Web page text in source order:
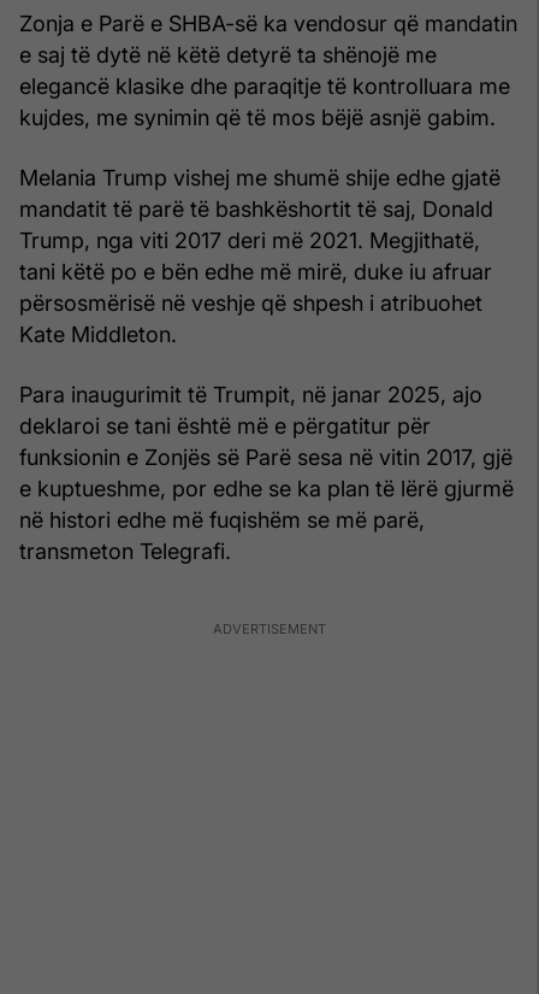
Zonja e Parë e SHBA-së ka vendosur që mandatin
e saj të dytë në këtë detyrë ta shënojë me
elegancë klasike dhe paraqitje të kontrolluara me
kujdes, me synimin që të mos bëjë asnjë gabim.
Melania Trump vishej me shumë shije edhe gjatë
mandatit të parë të bashkëshortit të saj, Donald
Trump, nga viti 2017 deri më 2021. Megjithatë,
tani këtë po e bën edhe më mirë, duke iu afruar
përsosmërisë në veshje që shpesh i atribuohet
Kate Middleton.
Para inaugurimit të Trumpit, në janar 2025, ajo
deklaroi se tani është më e përgatitur për
funksionin e Zonjës së Parë sesa në vitin 2017, gjë
e kuptueshme, por edhe se ka plan të lërë gjurmë
në histori edhe më fuqishëm se më parë,
transmeton Telegrafi.